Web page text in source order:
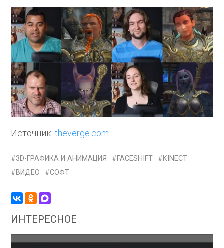
Источник:theverge.com
3D-ГРАФИКА И АНИМАЦИЯ FACESHIFT
KINECT
ВИДЕО
СОФТ
ИНТЕРЕСНОЕ